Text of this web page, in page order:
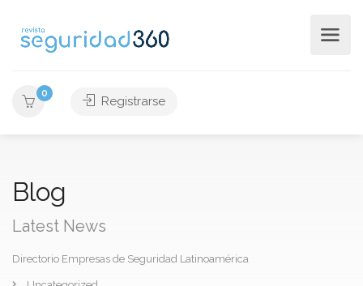
0
Registrarse
Blog
Latest News
Directorio Empresas de Seguridad Latinoamérica